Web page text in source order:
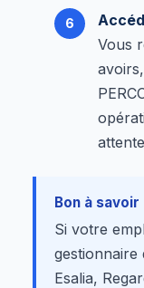
Vous
Bon à savoir
Si votre
gestionnaire
Esalia,